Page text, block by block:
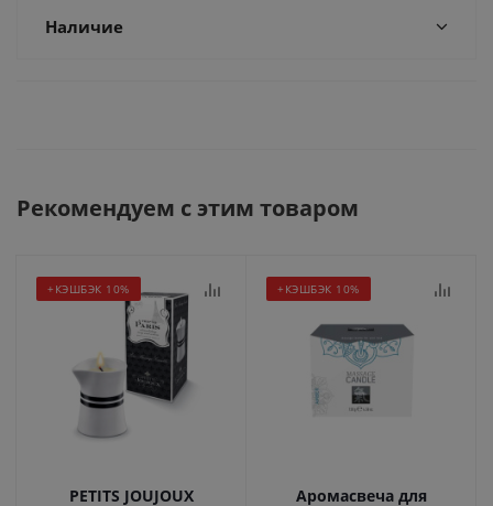
Наличие
Рекомендуем с этим товаром
+КЭШБЭК 10%
PETITS JOUJOUX
+КЭШБЭК 10%
Аромасвеча для